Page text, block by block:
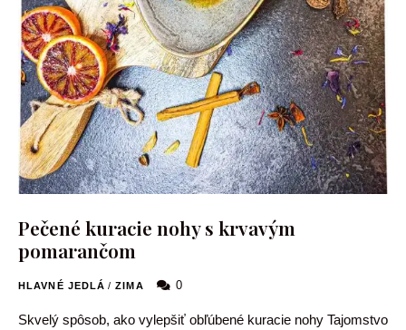
Pečené kuracie nohy s krvavým
pomarančom
HLAVNÉ JEDLÁ / ZIMA 0
Skvelý spôsob, ako vylepšiť obľúbené kuracie nohy Tajomstvo